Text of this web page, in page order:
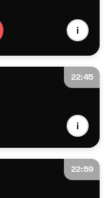
i
22:45
i
22:59